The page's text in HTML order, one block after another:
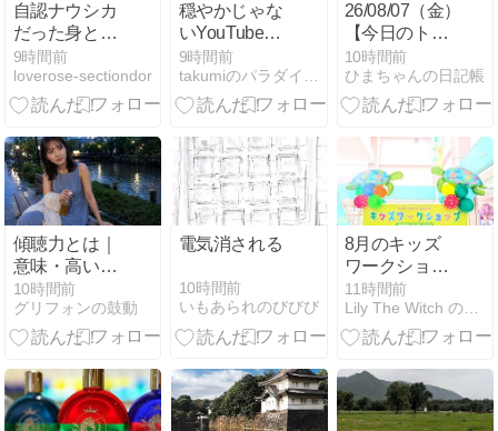
自認ナウシカ
だった身とし
ては
9時間前
loverose-sectiondor
穏やかじゃな
いYouTubeチ
ャンネル多い
よね
9時間前
26/08/07（金）
【今日のトラ
さん。京セラ
ドームでの中
日戦に逆転負
10時間前
ひまちゃんの日記帳
傾聴力とは｜
意味・高い人
の特徴と「聴
く」が変える
人間関係の地
10時間前
グリフォンの鼓動
電気消される
10時間前
いもあられのびびび
8月のキッズ
ワークショッ
プ
11時間前
Lily The Witch のballoonルンルンdi…